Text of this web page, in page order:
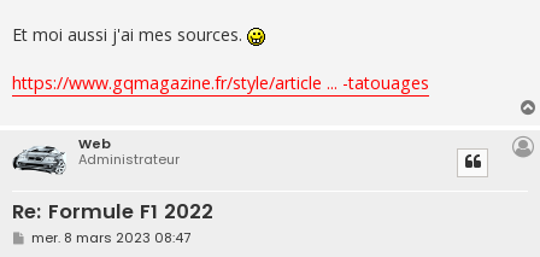
Et moi aussi j'ai mes sources.
https://www.gqmagazine.fr/style/article ... -tatouages
Web
Administrateur
Re: Formule F1 2022
M
mer. 8 mars 2023 08:47